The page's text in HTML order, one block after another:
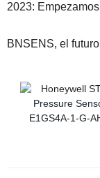
2023:
BNSENS, el